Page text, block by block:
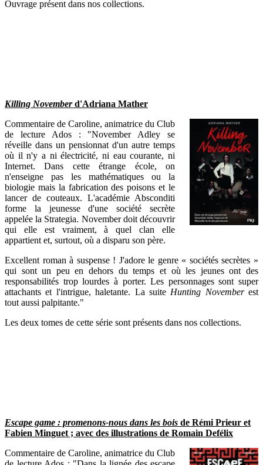
Ouvrage présent dans nos collections.
Killing Novemberd'Adriana Mather
Commentaire de Caroline, animatrice du Club
de lecture Ados : "November Adley se
réveille dans un pensionnat d'un autre temps
où il n'y a ni électricité, ni eau courante, ni
Internet. Dans cette étrange école, on
n'enseigne pas les mathématiques ou la
biologie mais la fabrication des poisons et le
lancer de couteaux. L'académie Absconditi
forme la jeunesse d'une société secrète
appelée la Strategia. November doit découvrir
qui elle est vraiment, à quel clan elle
appartient et, surtout, où a disparu son père.
Excellent roman à suspense ! J'adore le genre « sociétés secrètes »
qui sont un peu en dehors du temps et où les jeunes ont des
responsabilités trop lourdes à porter. Les personnages sont super
attachants et l'intrigue, haletante. La suite Hunting Novemberest
tout aussi palpitante."
Les deux tomes de cette série sont présents dans nos collections.
Escape game : promenons-nous dans les bois de Rémi Prieur et
Fabien Minguet ; avec des illustrations de Romain Defélix
Commentaire de Caroline, animatrice du Club